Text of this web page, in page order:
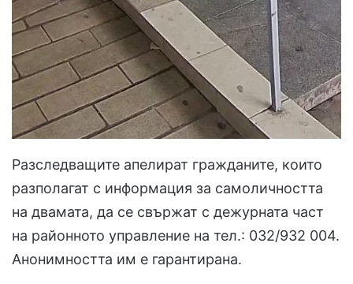
Разследващите апелират гражданите, които
разполагат с информация за самоличността
на двамата, да се свържат с дежурната част
на районното управление на тел.: 032/932 004.
Анонимността им е гарантирана.